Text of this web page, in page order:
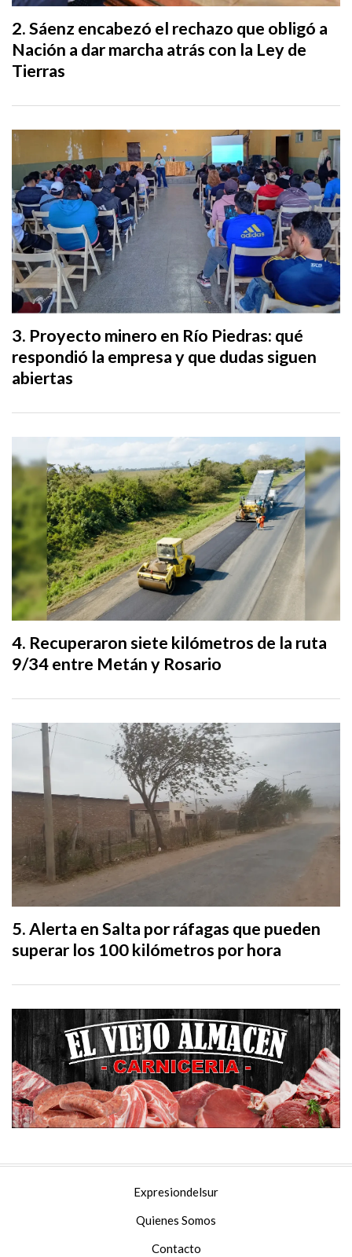
Sáenz encabezó el rechazo que obligó a
Nación a dar marcha atrás con la Ley de
Tierras
Proyecto minero en Río Piedras: qué
respondió la empresa y que dudas siguen
abiertas
Recuperaron siete kilómetros de la ruta
9/34 entre Metán y Rosario
Alerta en Salta por ráfagas que pueden
superar los 100 kilómetros por hora
Expresiondelsur
Quienes Somos
Contacto